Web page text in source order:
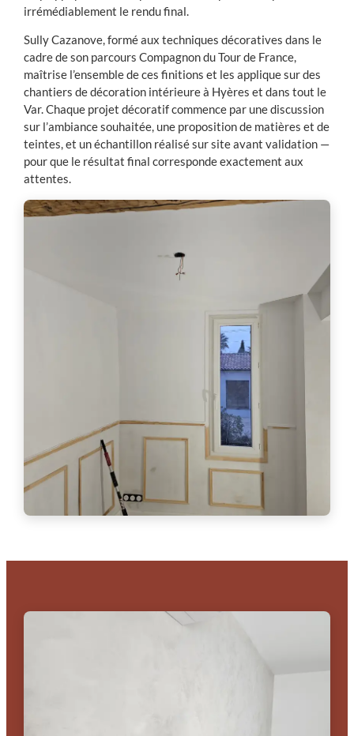
irrémédiablement le rendu final.
Sully Cazanove, formé aux techniques décoratives dans le
cadre de son parcours Compagnon du Tour de France,
maîtrise l’ensemble de ces finitions et les applique sur des
chantiers de décoration intérieure à Hyères et dans tout le
Var. Chaque projet décoratif commence par une discussion
sur l’ambiance souhaitée, une proposition de matières et de
teintes, et un échantillon réalisé sur site avant validation —
pour que le résultat final corresponde exactement aux
attentes.